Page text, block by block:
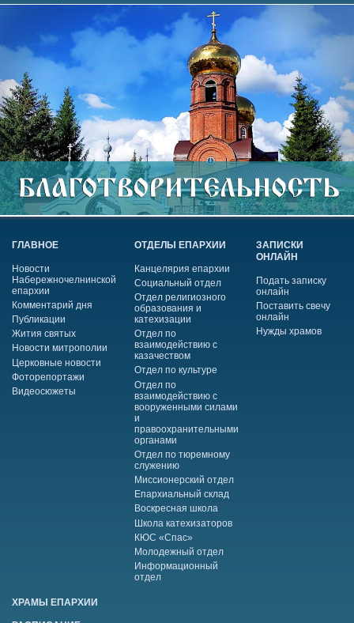
ГЛАВНОЕ
Новости
Набережночелнинской
епархии
Комментарий дня
Публикации
Жития святых
Новости митрополии
Церковные новости
Фоторепортажи
Видеосюжеты
ОТДЕЛЫ ЕПАРХИИ
Канцелярия епархии
Социальный отдел
Отдел религиозного
образования и
катехизации
Отдел по
взаимодействию с
казачеством
Отдел по культуре
Отдел по
взаимодействию с
вооруженными силами
и
правоохранительными
органами
Отдел по тюремному
служению
Миссионерский отдел
Епархиальный склад
Воскресная школа
Школа катехизаторов
КЮС «Спас»
Молодежный отдел
Информационный
отдел
ЗАПИСКИ
ОНЛАЙН
Подать записку
онлайн
Поставить свечу
онлайн
Нужды храмов
ХРАМЫ ЕПАРХИИ